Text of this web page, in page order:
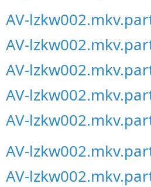
AV-
AV-
AV-
AV-
AV-
AV-
AV-